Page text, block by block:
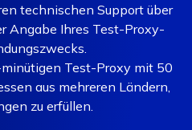
technischen Support über
Angabe Ihres Test-Proxy-
Test-Proxy mit 50
aus mehreren Ländern,
zu erfüllen.